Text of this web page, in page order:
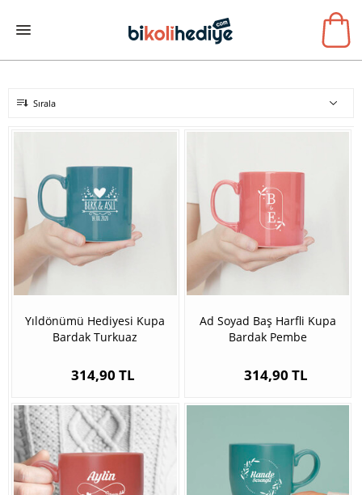
Sırala
Yıldönümü Hediyesi Kupa
Bardak Turkuaz
314,90 TL
Ad Soyad Baş Harfli Kupa
Bardak Pembe
314,90 TL